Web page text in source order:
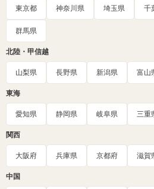
東京都 神奈川県 埼玉県 千
群馬県
北陸・甲信越
山梨県 長野県 新潟県 富山
東海
愛知県 静岡県 岐阜県 三重
関西
大阪府 兵庫県 京都府 滋賀
中国